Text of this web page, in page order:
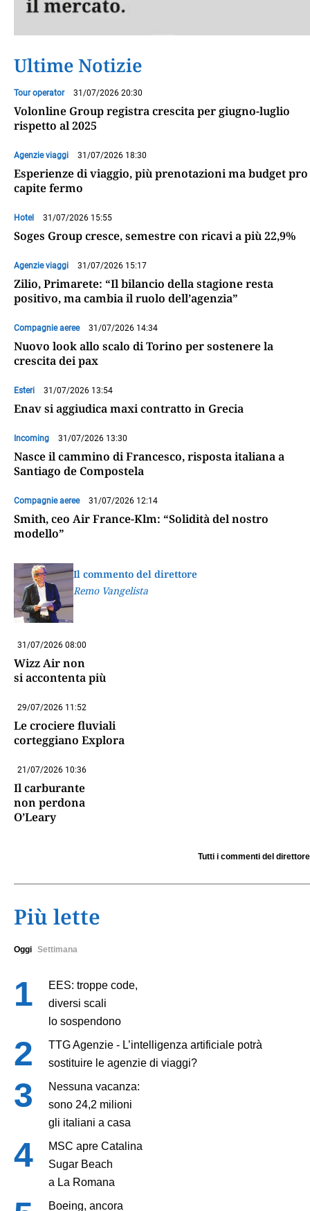
Ultime Notizie
Tour operator 31/07/2026 20:30
Volonline Group registra crescita per giugno-luglio
rispetto al 2025
Agenzie viaggi 31/07/2026 18:30
Esperienze di viaggio, più prenotazioni ma budget pro
capite fermo
Hotel 31/07/2026 15:55
Soges Group cresce, semestre con ricavi a più 22,9%
Agenzie viaggi 31/07/2026 15:17
Zilio, Primarete: “Il bilancio della stagione resta
positivo, ma cambia il ruolo dell’agenzia”
Compagnie aeree 31/07/2026 14:34
Nuovo look allo scalo di Torino per sostenere la
crescita dei pax
Esteri 31/07/2026 13:54
Enav si aggiudica maxi contratto in Grecia
Incoming 31/07/2026 13:30
Nasce il cammino di Francesco, risposta italiana a
Santiago de Compostela
Compagnie aeree 31/07/2026 12:14
Smith, ceo Air France-Klm: “Solidità del nostro
modello”
Il commento del direttore
Remo Vangelista
31/07/2026 08:00
Wizz Air non
si accontenta più
29/07/2026 11:52
Le crociere fluviali
corteggiano Explora
21/07/2026 10:36
Il carburante
non perdona
O’Leary
Tutti i commenti del direttore
Più lette
Oggi Settimana
EES: troppe code,
diversi scali
lo sospendono
TTG Agenzie - L’intelligenza artificiale potrà
sostituire le agenzie di viaggi?
Nessuna vacanza:
sono 24,2 milioni
gli italiani a casa
MSC apre Catalina
Sugar Beach
a La Romana
Boeing, ancora